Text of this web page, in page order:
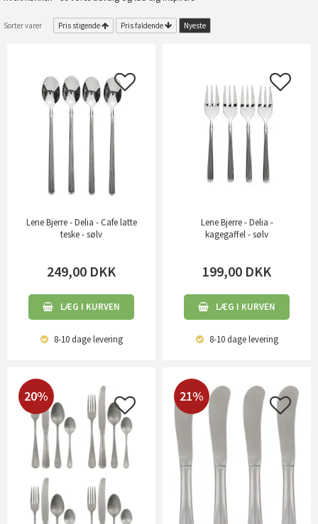
Sorter varer Pris stigende Pris faldende Nyeste
Lene Bjerre - Delia - Cafe latte
teske - sølv
249,00 DKK
LÆG I KURVEN
8-10 dagelevering
Lene Bjerre - Delia -
kagegaffel - sølv
199,00 DKK
LÆG I KURVEN
8-10 dagelevering
20% 21%